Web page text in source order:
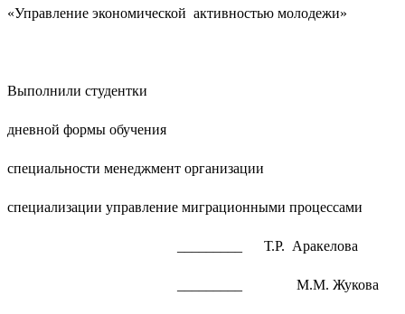
«Управление экономической активностью молодежи»
Выполнили студентки
дневной формы обучения
специальности менеджмент организации
специализации управление миграционными процессами
_________ Т.Р. Аракелова
_________ М.М. Жукова